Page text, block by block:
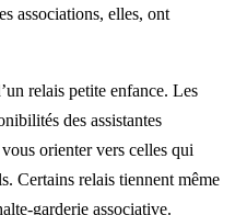
associations, elles, ont
relais petite enfance. Les
des assistantes
orienter vers celles qui
Certains relais tiennent même
garderie associative.